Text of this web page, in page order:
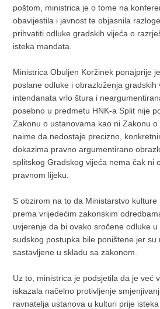
poštom, ministrica je o tome na
obavijestila i javnost te objasnila
prihvatiti odluke gradskih vijeća o
isteka mandata.
Ministrica Obuljen Koržinek ponajprije
poslane odluke i obrazloženja gradskih
intendanata vrlo štura i
posebno u predmetu HNK-a Split nije
Zakonu o ustanovama kao ni Zakonu
naime da nedostaje precizno,
dokazima pravno argumentirano
splitskog Gradskog vijeća nema čak ni
pravnom lijeku.
S obzirom na to da Ministarstvo
prema vrijedećim zakonskim
uvjerenje da bi ovako sročene odluke
sudskog postupka bile poništene jer su
sastavljene u skladu sa zakonom.
Uz to, ministrica je podsjetila da je već
iskazala načelno protivljenje
ravnatelja ustanova u kulturi prije